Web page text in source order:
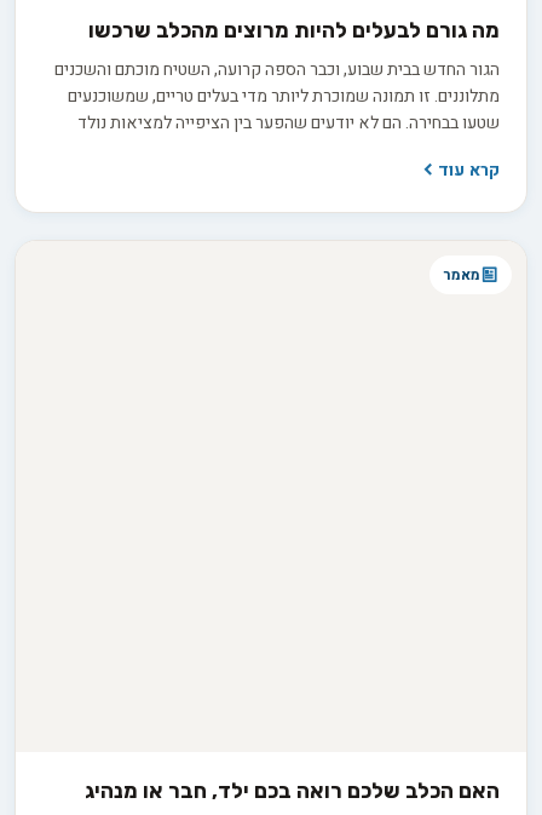
מה גורם לבעלים להיות מרוצים מהכלב שרכשו
הגור החדש בבית שבוע, וכבר הספה קרועה, השטיח מוכתם והשכנים
מתלוננים. זו תמונה שמוכרת ליותר מדי בעלים טריים, שמשוכנעים
שטעו בבחירה. הם לא יודעים שהפער בין הציפייה למציאות נולד
הן ששביעות רצון ארוכת טווח היא תוצאה של החלטות נכונות
קרא עוד
מאמר
האם הכלב שלכם רואה בכם ילד, חבר או מנהיג